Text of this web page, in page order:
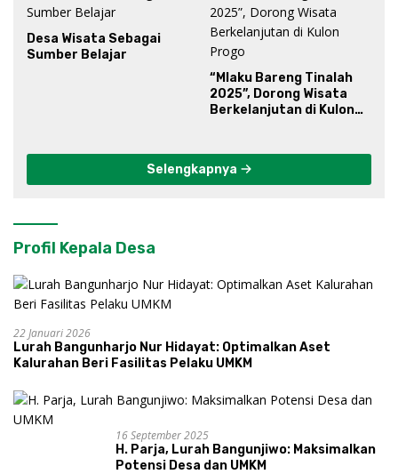
Desa Wisata Sebagai
Sumber Belajar
“Mlaku Bareng Tinalah
2025”, Dorong Wisata
Berkelanjutan di Kulon
Selengkapnya
Profil Kepala Desa
22 Januari 2026
Lurah Bangunharjo Nur Hidayat: Optimalkan Aset
Kalurahan Beri Fasilitas Pelaku UMKM
16 September 2025
H. Parja, Lurah Bangunjiwo: Maksimalkan
Potensi Desa dan UMKM